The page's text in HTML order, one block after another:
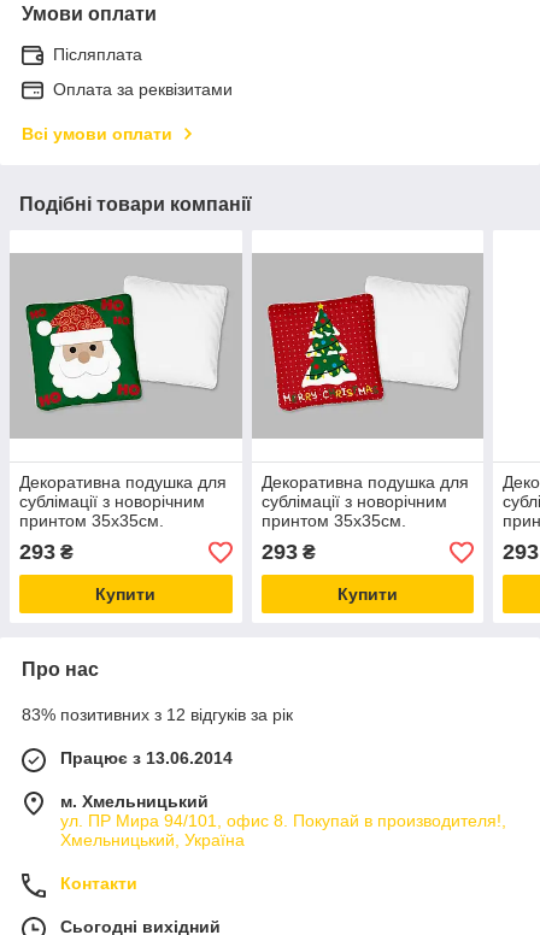
Умови оплати
Післяплата
Оплата за реквізитами
Всі умови оплати
Подібні товари компанії
Декоративна подушка для
сублімації з новорічним
принтом 35х35см.
NP21_18
293 ₴
Купити
Декоративна подушка для
сублімації з новорічним
принтом 35х35см.
NP21_25
293₴
Купити
293
Про нас
83% позитивних з 12 відгуків за рік
Працює з 13.06.2014
м. Хмельницький
ул. ПР Мира 94/101, офис 8. Покупай в производителя!,
Хмельницький, Україна
Контакти
Сьогодні вихідний